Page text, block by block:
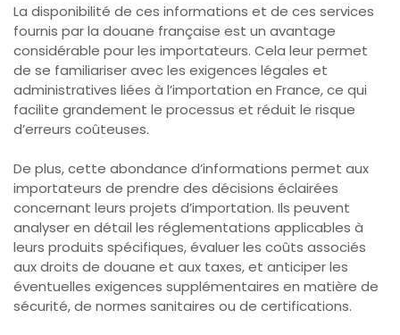
La disponibilité de ces informations et de ces services
fournis par la douane française est un avantage
considérable pour les importateurs. Cela leur permet
de se familiariser avec les exigences légales et
administratives liées à l’importation en France, ce qui
facilite grandement le processus et réduit le risque
d’erreurs coûteuses.
De plus, cette abondance d’informations permet aux
importateurs de prendre des décisions éclairées
concernant leurs projets d’importation. Ils peuvent
analyser en détail les réglementations applicables à
leurs produits spécifiques, évaluer les coûts associés
aux droits de douane et aux taxes, et anticiper les
éventuelles exigences supplémentaires en matière de
sécurité, de normes sanitaires ou de certifications.